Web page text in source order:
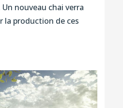
nouveau chai verra
la production de ces